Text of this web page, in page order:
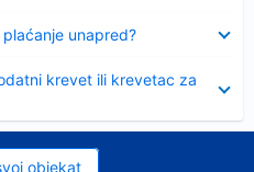
unapred?
krevet ili krevetac za
objekat